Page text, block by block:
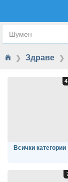
Шумен
❯ Здраве ❯
Всички категории